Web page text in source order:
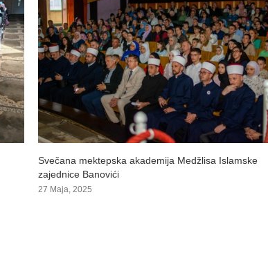
Održano mektepsko takmičenje za područje Medžlisa
Islamske zajednice Banovići
27 Aprila, 2025